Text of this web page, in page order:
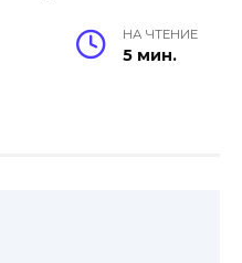
НА ЧТЕНИЕ
5 мин.